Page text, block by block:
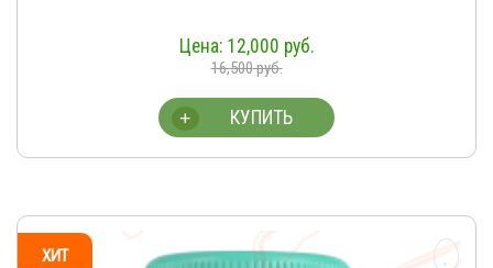
12,000 руб.
16,500руб.
КУПИТЬ
+
ХИТ